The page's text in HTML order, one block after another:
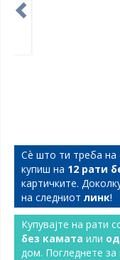
Сѐ што ти треба
купиш на 12 рати
картичките.
на следниот линк!
Купувајте на рати
без камата или
дом. Погледнете